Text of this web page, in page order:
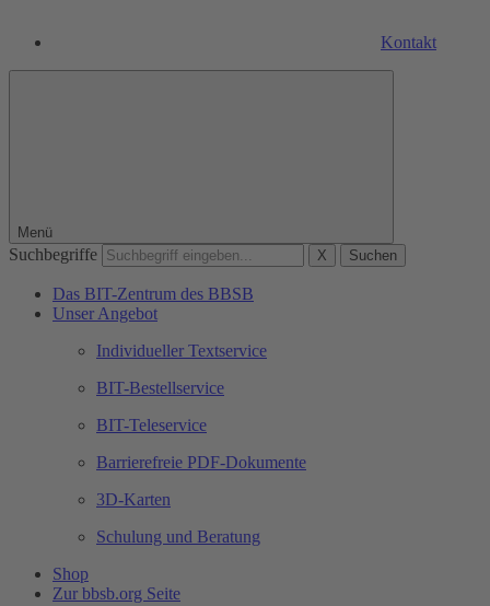
Kontakt
Menü
Suchbegriffe X Suchen
Das BIT-Zentrum des BBSB
Unser Angebot
Individueller Textservice
BIT-Bestellservice
BIT-Teleservice
Barrierefreie PDF-Dokumente
3D-Karten
Schulung und Beratung
Shop
Zur bbsb.org Seite